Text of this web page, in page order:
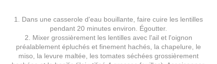
1. Dans une casserole d'eau bouillante, faire cuire les lentilles
pendant 20 minutes environ. Égoutter.
2. Mixer grossièrement les lentilles avec l'ail et l'oignon
préalablement épluchés et finement hachés, la chapelure, le
miso, la levure maltée, les tomates séchées grossièrement